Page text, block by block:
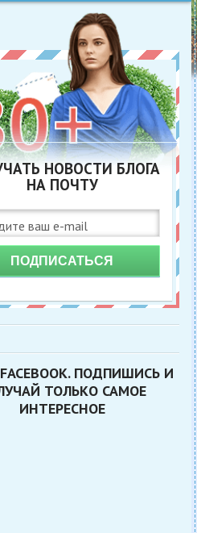
НОВОСТИ БЛОГА
НА ПОЧТУ
ПОДПИСАТЬСЯ
ПОДПИШИСЬ И
ТОЛЬКО САМОЕ
ИНТЕРЕСНОЕ